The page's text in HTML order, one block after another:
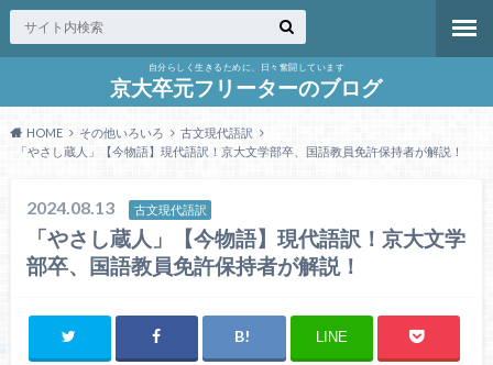
自分らしく生きるために、日々奮闘しています
京大卒元フリーターのブログ
HOME その他いろいろ
古文現代語訳
「やさし蔵人」【今物語】現代語訳！京大文学部卒、国語教員免許保持者が解説！
2024.08.13 古文現代語訳
「やさし蔵人」【今物語】現代語訳！京大文学
部卒、国語教員免許保持者が解説！
LINE